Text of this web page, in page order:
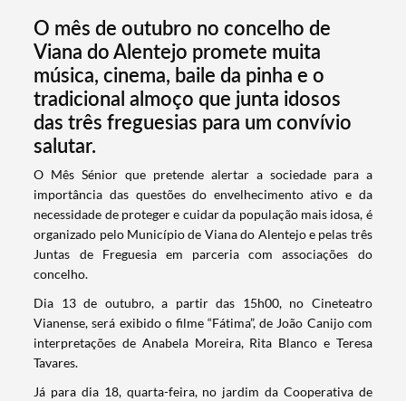
O mês de outubro no concelho de
Viana do Alentejo promete muita
música, cinema, baile da pinha e o
tradicional almoço que junta idosos
das três freguesias para um convívio
salutar.
​O Mês Sénior que pretende alertar a sociedade para a
importância das questões do envelhecimento ativo e da
necessidade de proteger e cuidar da população mais idosa, é
organizado pelo Município de Viana do Alentejo e pelas três
Juntas de Freguesia em parceria com associações do
concelho.
Dia 13 de outubro, a partir das 15h00, no Cineteatro
Vianense, será exibido o filme “Fátima”, de João Canijo com
interpretações de Anabela Moreira, Rita Blanco e Teresa
Tavares.
Já para dia 18, quarta-feira, no jardim da Cooperativa de